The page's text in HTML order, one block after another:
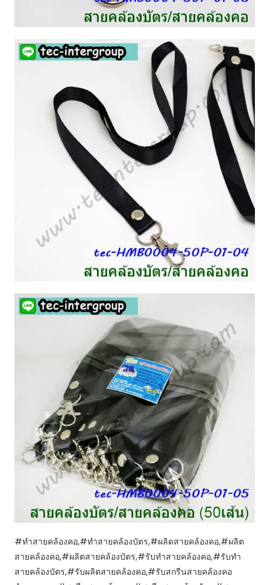
#ทำสายคล้องคอ,#ทำสายคล้องบัตร,#ผลิดสายคล้องคอ,#ผลิต
สายคล้องคอ,#ผลิตสายคล้องบัตร,#รับทำสายคล้องคอ,#รับทำ
สายคล้องบัตร,#รับผลิตสายคล้องคอ,#รับสกรีนสายคล้องคอ